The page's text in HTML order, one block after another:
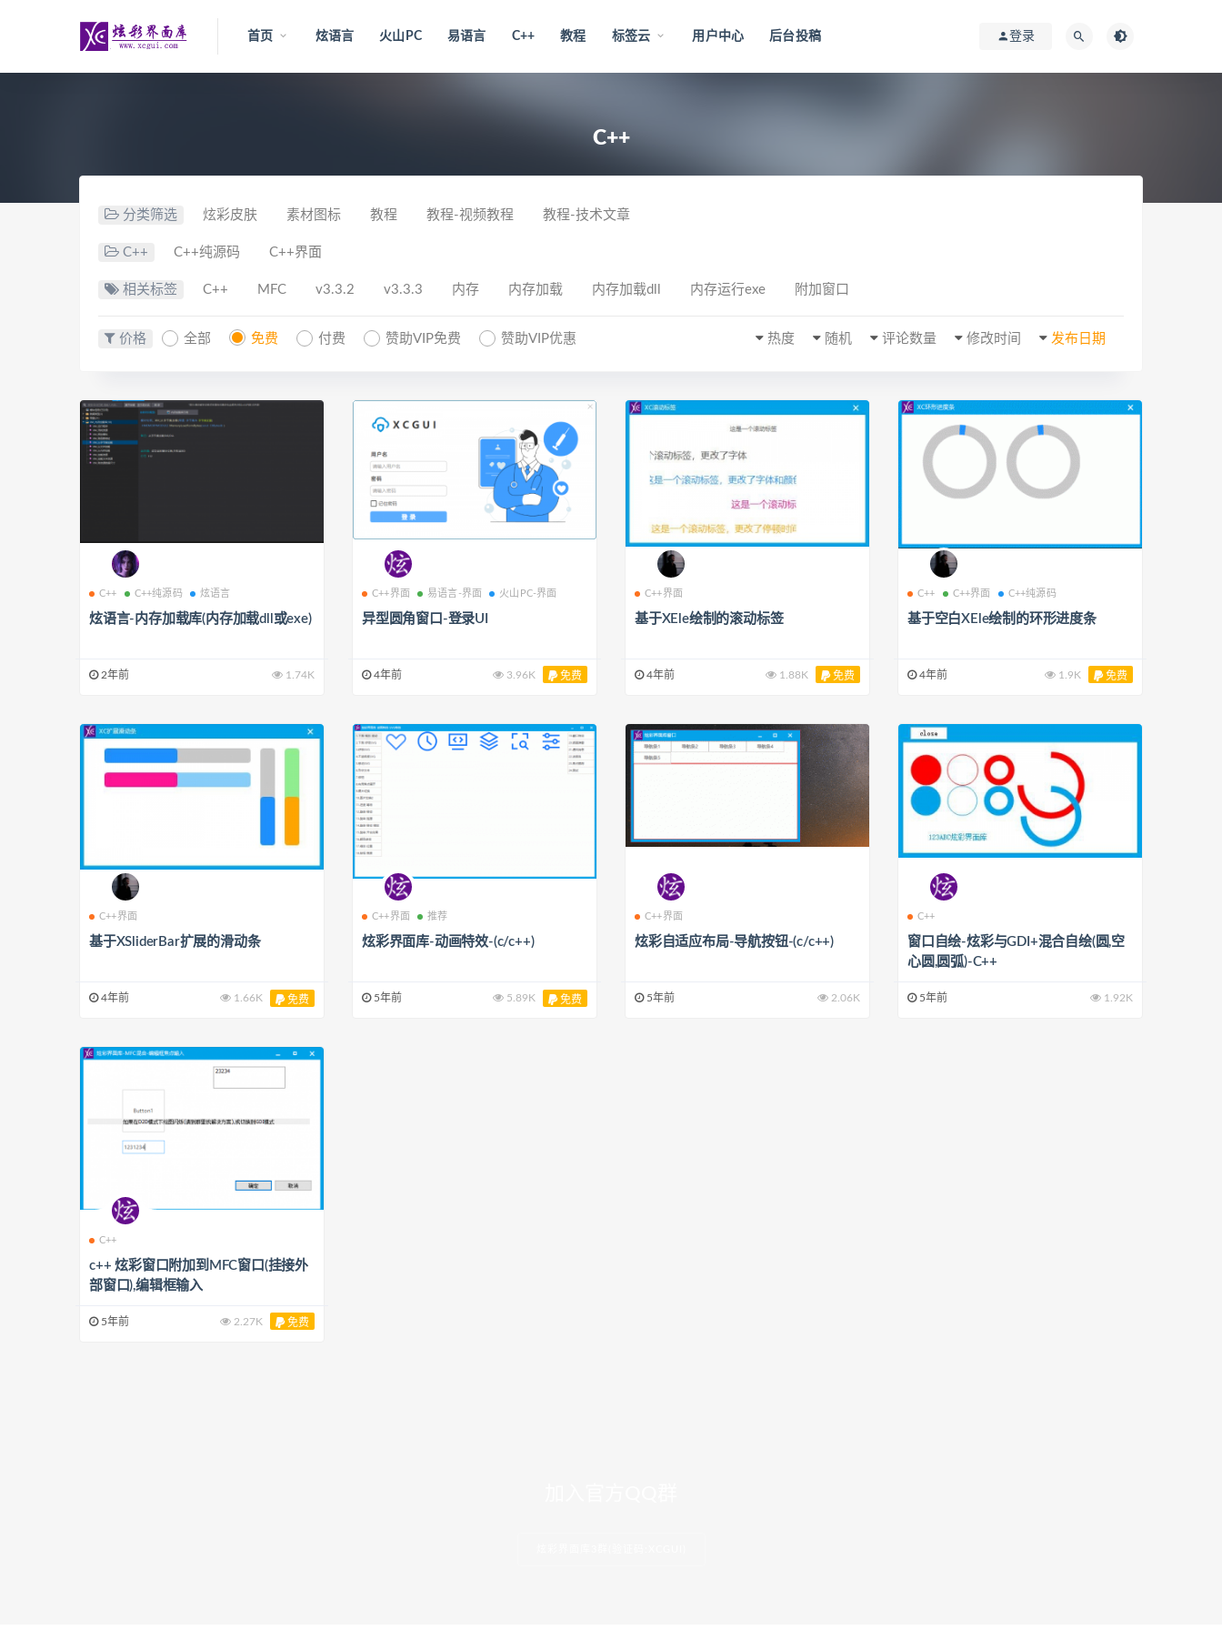
首页 炫语言 火山PC 易语言 C++ 教程 标签云 用户中心 后台投稿 登录
C++
分类筛选 炫彩皮肤 素材图标 教程 教程-视频教程 教程-技术文章
C++ C++纯源码 C++界面
相关标签 C++ MFC v3.3.2 v3.3.3 内存 内存加载 内存加载dll 内存运行exe 附加窗口
价格 全部 免费 付费 赞助VIP免费 赞助VIP优惠 发布日期
修改时间
评论数量
随机
热度
C++ C++纯源码 炫语言
炫语言-内存加载库(内存加载dll或exe)
2年前 1.74K
C++界面 易语言-界面 火山PC-界面
异型圆角窗口-登录UI
4年前 3.96K 免费
C++界面
基于XEle绘制的滚动标签
4年前 1.88K 免费
C++ C++界面 C++纯源码
基于空白XEle绘制的环形进度条
4年前 1.9K 免费
C++界面
基于XSliderBar扩展的滑动条
4年前 1.66K 免费
C++界面 推荐
炫彩界面库-动画特效-(c/c++)
5年前 5.89K 免费
C++界面
炫彩自适应布局-导航按钮-(c/c++)
5年前 2.06K
C++
窗口自绘-炫彩与GDI+混合自绘(圆,空
心圆,圆弧)-C++
5年前 1.92K
C++
c++ 炫彩窗口附加到MFC窗口(挂接外
部窗口),编辑框输入
5年前 2.27K 免费